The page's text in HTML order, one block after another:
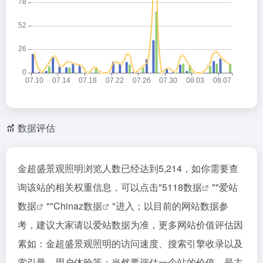
数据评估
金超盛景观照明浏览人数已经达到5,214，如你需要查
询该站的相关权重信息，可以点击"5118数据 ""爱站
数据
""Chinaz数据
"进入；以目前的网站数据参
考，建议大家请以爱站数据为准，更多网站价值评估因
素如：金超盛景观照明的访问速度、搜索引擎收录以及